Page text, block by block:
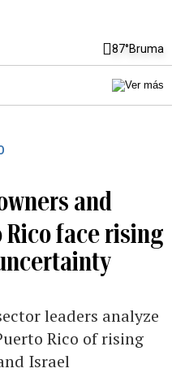
87°Bruma
and
face rising
leaders analyze
Rico of rising
Israel